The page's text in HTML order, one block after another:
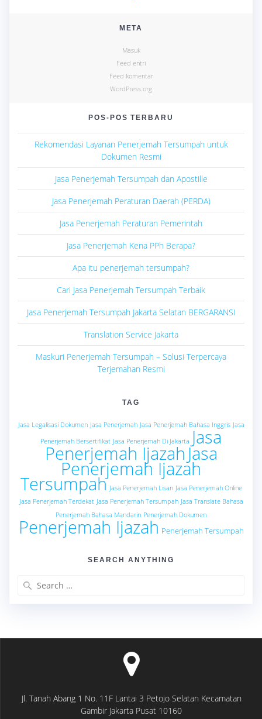
META
Masuk
Feed entri
Feed komentar
WordPress.org
POS-POS TERBARU
Rekomendasi Layanan Penerjemah Tersumpah untuk
Dokumen Resmi
Jasa Penerjemah Tersumpah dan Apostille
Jasa Penerjemah Peraturan Daerah (PERDA)
Jasa Penerjemah Peraturan Pemerintah
Jasa Penerjemah Kena PPh Berapa?
Apa itu penerjemah tersumpah?
Cari Jasa Penerjemah Tersumpah Terbaik
Jasa Penerjemah Tersumpah Jakarta Selatan BERGARANSI
Translation Service Jakarta
Maskuri Penerjemah Tersumpah – Solusi Terpercaya
Terjemahan Resmi
TAG
Jasa Legalisasi Dokumen Jasa Penerjemah Jasa Penerjemah Bahasa Inggris Jasa
Penerjemah Bersertifikat Jasa Penerjemah Di Jakarta Jasa
Penerjemah Ijazah Jasa
Penerjemah Ijazah
Tersumpah Jasa Penerjemah Lisan Jasa Penerjemah Online
Jasa Penerjemah Terdekat Jasa Penerjemah Tersumpah Jasa Translate Bahasa
Penerjemah Bahasa Mandarin Penerjemah Dokumen
Penerjemah Ijazah Penerjemah Tersumpah
SEARCH ANYTHING
Jl. Tanah Abang 1 No. 11F Lantai 3 Petojo Selatan Kecamatan
Gambir Jakarta Pusat 10160